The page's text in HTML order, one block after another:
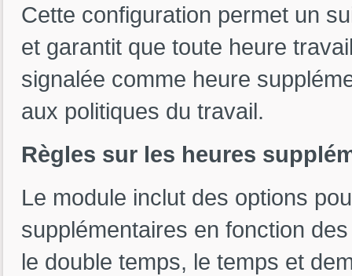
Cette configuration permet un
et garantit que toute heure
signalée comme heure
aux politiques du travail.
Règles sur les heures
Le module inclut des options
supplémentaires en fonction
le double temps, le temps et